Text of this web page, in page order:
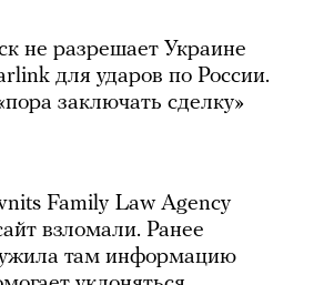
не разрешает Украине
для ударов по России.
заключать сделку»
Family Law Agency
взломали. Ранее
там информацию